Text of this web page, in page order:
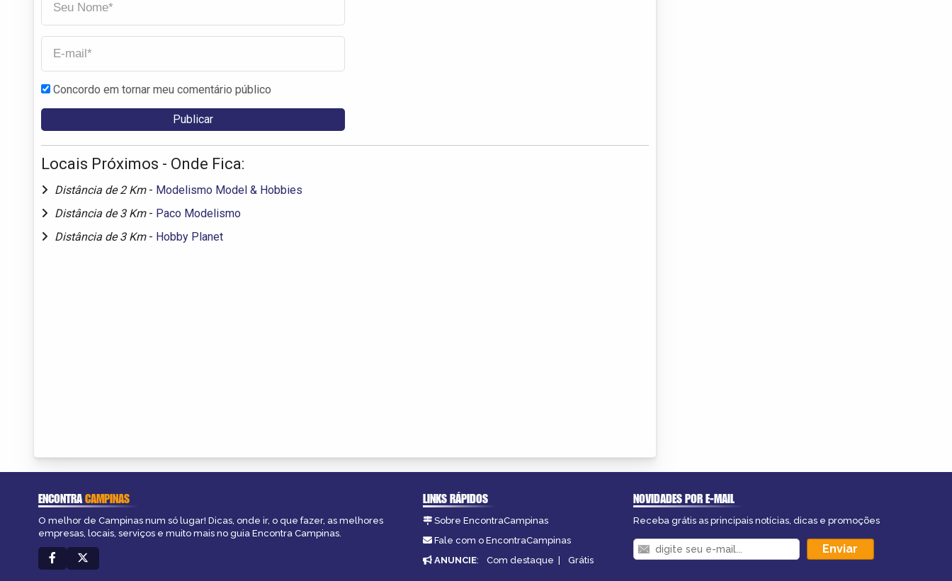
Concordo em tornar meu comentário público
Locais Próximos - Onde Fica:
Distância de 2 Km - Modelismo Model & Hobbies
Distância de 3 Km - Paco Modelismo
Distância de 3 Km - Hobby Planet
ENCONTRACAMPINAS
O melhor de Campinas num só lugar! Dicas, onde ir, o que fazer, as melhores
empresas, locais, serviços e muito mais no guia Encontra Campinas.
LINKS RÁPIDOS
Sobre EncontraCampinas
Fale com o EncontraCampinas
ANUNCIE: Com destaque | Grátis
NOVIDADES POR E-MAIL
Receba grátis as principais notícias, dicas e promoções